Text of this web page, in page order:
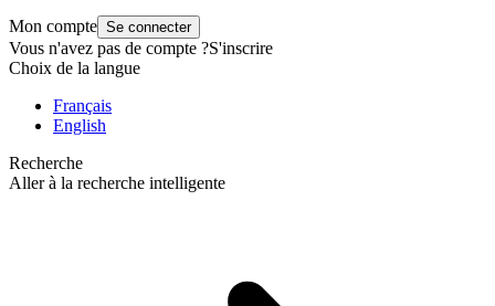
Mon compte Se connecter
Vous n'avez pas de compte ?S'inscrire
Choix de la langue
Français
English
Recherche
Aller à la recherche intelligente